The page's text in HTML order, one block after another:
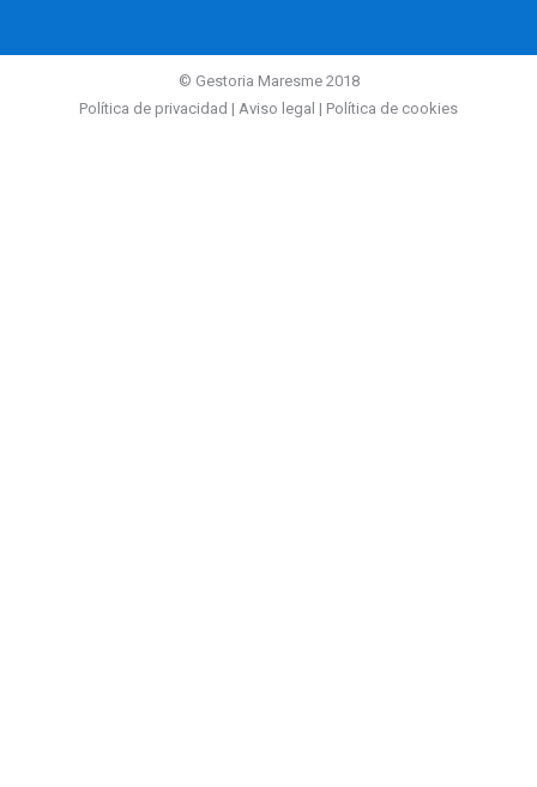
© Gestoria Maresme 2018
Política de privacidad | Aviso legal | Política de cookies